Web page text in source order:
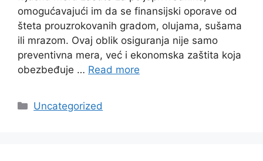
omogućavajući im da se finansijski oporave od
šteta prouzrokovanih gradom, olujama, sušama
ili mrazom. Ovaj oblik osiguranja nije samo
preventivna mera, već i ekonomska zaštita koja
obezbeđuje … Read more
Categories
Uncategorized